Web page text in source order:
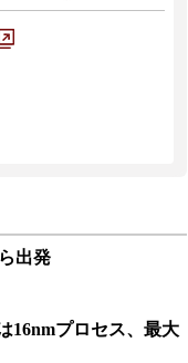
出発
16nmプロセス、最大